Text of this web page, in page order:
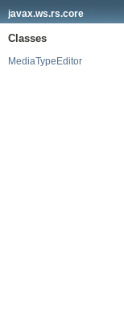
javax.ws.rs.core
Classes
MediaTypeEditor